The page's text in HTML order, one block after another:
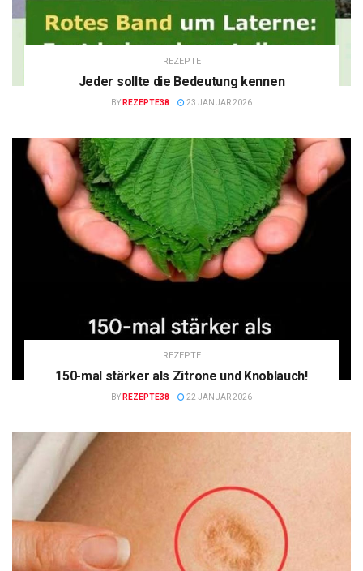
REZEPTE
Jeder sollte die Bedeutung kennen
BY REZEPTE38 23 JANUAR 2026
REZEPTE
150-mal stärker als Zitrone und Knoblauch!
BY REZEPTE38 22 JANUAR 2026